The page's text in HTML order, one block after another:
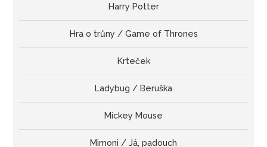
Harry Potter
Hra o trůny / Game of Thrones
Krteček
Ladybug / Beruška
Mickey Mouse
Mimoni / Já, padouch